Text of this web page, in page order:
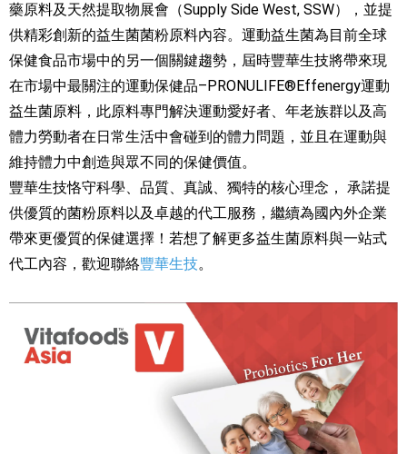
藥原料及天然提取物展會（Supply Side West, SSW），並提
供精彩創新的益生菌菌粉原料內容。運動益生菌為目前全球
保健食品市場中的另一個關鍵趨勢，屆時豐華生技將帶來現
在市場中最關注的運動保健品–PRONULIFE®Effenergy運動
益生菌原料，此原料專門解決運動愛好者、年老族群以及高
體力勞動者在日常生活中會碰到的體力問題，並且在運動與
維持體力中創造與眾不同的保健價值。
豐華生技恪守科學、品質、真誠、獨特的核心理念， 承諾提
供優質的菌粉原料以及卓越的代工服務，繼續為國內外企業
帶來更優質的保健選擇！若想了解更多益生菌原料與一站式
代工內容，歡迎聯絡豐華生技。